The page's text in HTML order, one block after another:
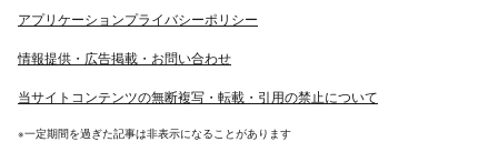
アプリケーションプライバシーポリシー
情報提供・広告掲載・お問い合わせ
当サイトコンテンツの無断複写・転載・引用の禁止について
※一定期間を過ぎた記事は非表示になることがあります